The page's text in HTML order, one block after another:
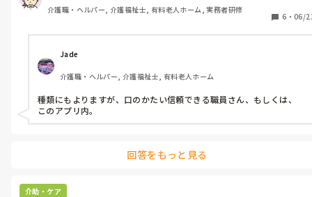
介護職・ヘルパー, 介護福祉士, 有料老人ホーム, 実務者研修
6 ・ 06/
Jade
介護職・ヘルパー, 介護福祉士, 有料老人ホーム
種類にもよりますが、口のかたい信頼できる職員さん、もしくは、
このアプリ内。
回答をもっと見る
介助・ケア